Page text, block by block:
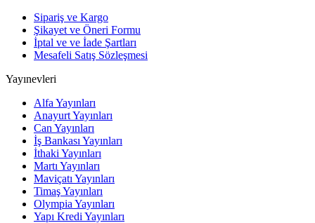
Sipariş ve Kargo
Şikayet ve Öneri Formu
İptal ve ve İade Şartları
Mesafeli Satış Sözleşmesi
Yayınevleri
Alfa Yayınları
Anayurt Yayınları
Can Yayınları
İş Bankası Yayınları
İthaki Yayınları
Martı Yayınları
Maviçatı Yayınları
Timaş Yayınları
Olympia Yayınları
Yapı Kredi Yayınları